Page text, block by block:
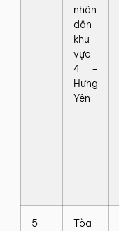
nhân
dân
khu
vực
4 –
Hưng
Yên
5
Tòa